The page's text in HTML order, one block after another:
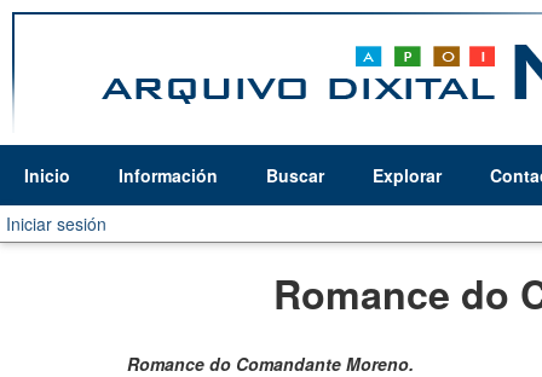
Inicio Información Buscar Explorar
Iniciar sesión
Romance do
Romance do Comandante Moreno.